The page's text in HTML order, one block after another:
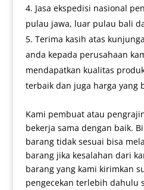
Jasa ekspedisi nasional
pulau jawa, luar pulau bali
Terima kasih atas
anda kepada perusahaan
mendapatkan kualitas
terbaik dan juga harga yang
Kami pembuat atau
bekerja sama dengan baik.
barang tidak sesuai bisa
barang jika kesalahan dari
barang yang kami kirimkan
pengecekan terlebih dahulu